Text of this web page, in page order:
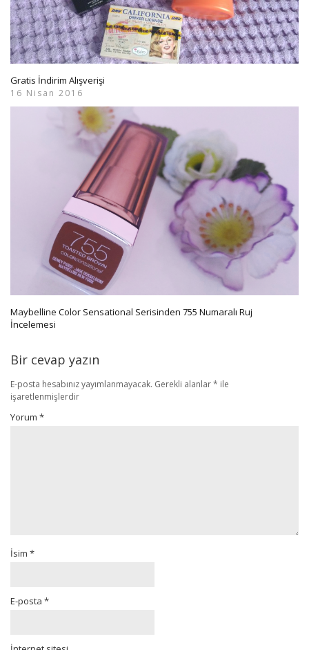
Gratis İndirim Alışverişi
16 Nisan 2016
Maybelline Color Sensational Serisinden 755 Numaralı Ruj
İncelemesi
Bir cevap yazın
E-posta hesabınız yayımlanmayacak. Gerekli alanlar* ile
işaretlenmişlerdir
Yorum *
İsim *
E-posta *